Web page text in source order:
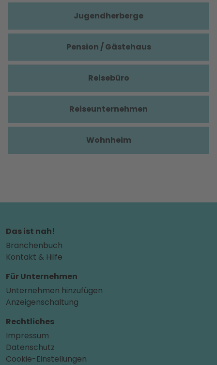
Jugendherberge
Pension / Gästehaus
Reisebüro
Reiseunternehmen
Wohnheim
Das ist nah!
Branchenbuch
Kontakt & Hilfe
Für Unternehmen
Unternehmen hinzufügen
Anzeigenschaltung
Rechtliches
Impressum
Datenschutz
Cookie-Einstellungen